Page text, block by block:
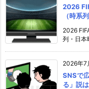
2026
（時系
2026
列・日本
2026年7
SNSで
る」説